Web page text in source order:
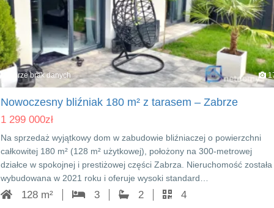
Zabrze brak danych
Nowoczesny bliźniak 180 m² z tarasem – Zabrze
1 299 000zł
Na sprzedaż wyjątkowy dom w zabudowie bliźniaczej o powierzchni
całkowitej 180 m² (128 m² użytkowej), położony na 300‑metrowej
działce w spokojnej i prestiżowej części Zabrza. Nieruchomość została
wybudowana w 2021 roku i oferuje wysoki standard…
128 m² 3 2 4